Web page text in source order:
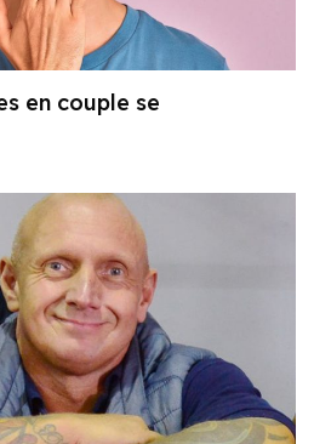
en couple se